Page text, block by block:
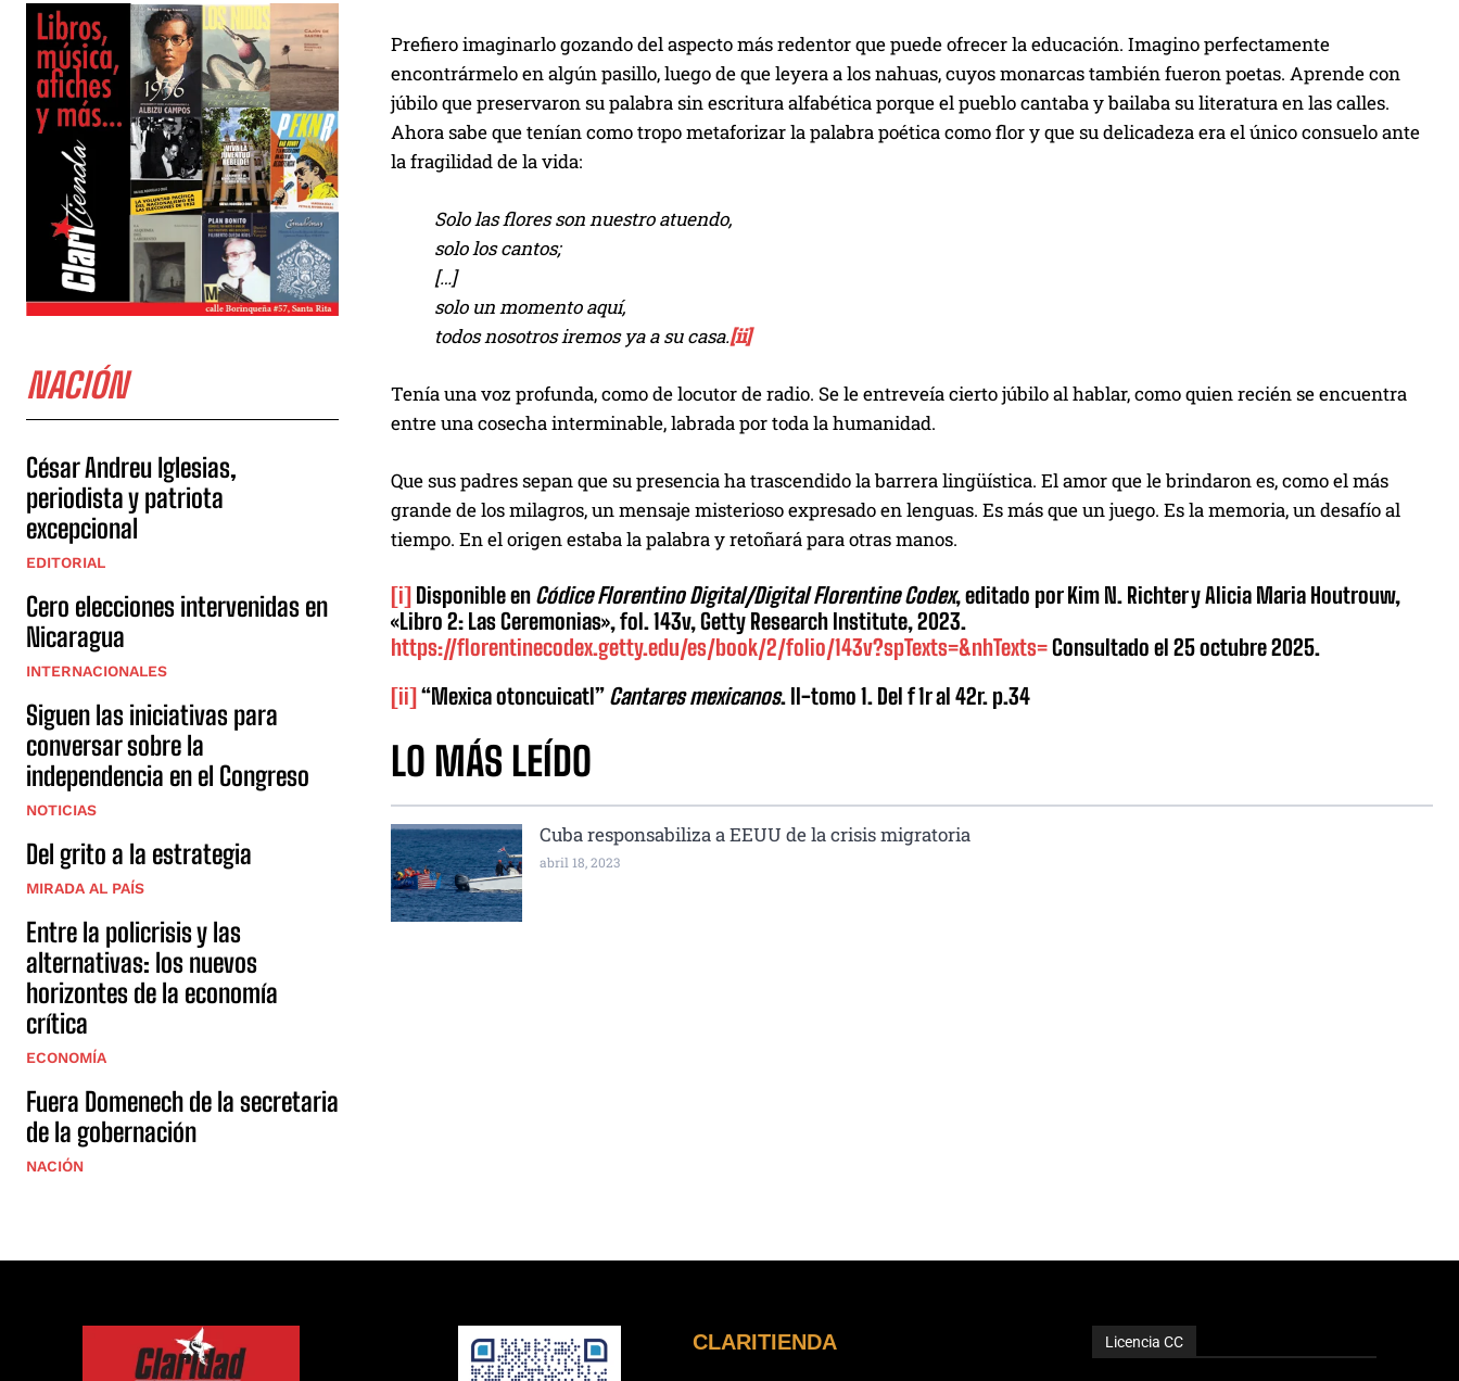
NACIÓN
César Andreu Iglesias,
periodista y patriota
excepcional
EDITORIAL
Cero elecciones intervenidas en
Nicaragua
INTERNACIONALES
Siguen las iniciativas para
conversar sobre la
independencia en el Congreso
NOTICIAS
Del grito a la estrategia
MIRADA AL PAÍS
Entre la policrisis y las
alternativas: los nuevos
horizontes de la economía
crítica
ECONOMÍA
Fuera Domenech de la secretaria
de la gobernación
NACIÓN
Prefiero imaginarlo gozando del aspecto más redentor que puede ofrecer la educación. Imagino perfectamente
encontrármelo en algún pasillo, luego de que leyera a los nahuas, cuyos monarcas también fueron poetas. Aprende con
júbilo que preservaron su palabra sin escritura alfabética porque el pueblo cantaba y bailaba su literatura en las calles.
Ahora sabe que tenían como tropo metaforizar la palabra poética como flor y que su delicadeza era el único consuelo ante
la fragilidad de la vida:
Solo las flores son nuestro atuendo,
solo los cantos;
[…]
solo un momento aquí,
todos nosotros iremos ya a su casa.[ii]
Tenía una voz profunda, como de locutor de radio. Se le entreveía cierto júbilo al hablar, como quien recién se encuentra
entre una cosecha interminable, labrada por toda la humanidad.
Que sus padres sepan que su presencia ha trascendido la barrera lingüística. El amor que le brindaron es, como el más
grande de los milagros, un mensaje misterioso expresado en lenguas. Es más que un juego. Es la memoria, un desafío al
tiempo. En el origen estaba la palabra y retoñará para otras manos.
[i] Disponible en Códice Florentino Digital/Digital Florentine Codex, editado por Kim N. Richter y Alicia Maria Houtrouw,
«Libro 2: Las Ceremonias», fol. 143v, Getty Research Institute, 2023.
https://florentinecodex.getty.edu/es/book/2/folio/143v?spTexts=&nhTexts=Consultado el 25 octubre 2025.
[ii]“Mexica otoncuicatl” Cantares mexicanos. II-tomo 1. Del f 1r al 42r. p.34
LO MÁS LEÍDO
Cuba responsabiliza a EEUU de la crisis migratoria
abril 18, 2023
CLARITIENDA Licencia CC